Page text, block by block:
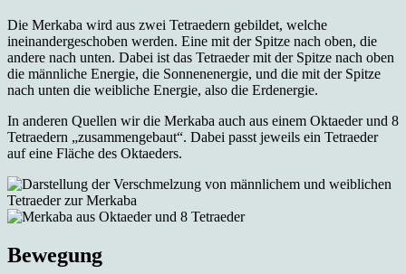
Die Merkaba wird aus zwei Tetraedern gebildet, welche
ineinandergeschoben werden. Eine mit der Spitze nach oben, die
andere nach unten. Dabei ist das Tetraeder mit der Spitze nach oben
die männliche Energie, die Sonnenenergie, und die mit der Spitze
nach unten die weibliche Energie, also die Erdenergie.
In anderen Quellen wir die Merkaba auch aus einem Oktaeder und 8
Tetraedern „zusammengebaut“. Dabei passt jeweils ein Tetraeder
auf eine Fläche des Oktaeders.
Bewegung